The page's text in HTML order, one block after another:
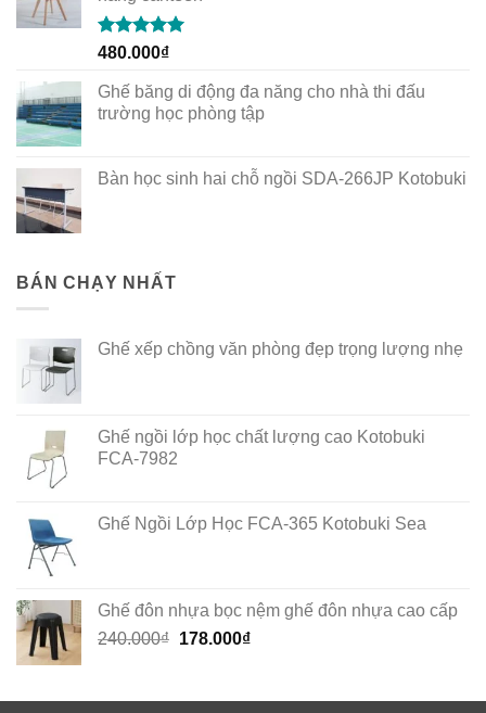
Rated5.00
480.000₫
Ghế băng di động đa năng cho nhà thi đấu
trường học phòng tập
Bàn học sinh hai chỗ ngồi SDA-266JP Kotobuki
BÁN CHẠY NHẤT
Ghế xếp chồng văn phòng đẹp trọng lượng nhẹ
Ghế ngồi lớp học chất lượng cao Kotobuki
FCA-7982
Ghế Ngồi Lớp Học FCA-365 Kotobuki Sea
Ghế đôn nhựa bọc nệm ghế đôn nhựa cao cấp
240.000₫ Original
240.000₫.
178.000₫Current
178.000₫.